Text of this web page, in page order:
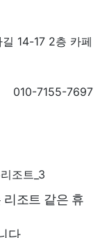
14-17 2층 카페
010-7155-7697
조트 같은 휴
다